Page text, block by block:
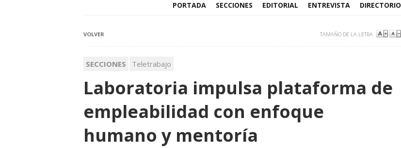
PORTADA SECCIONES EDITORIAL ENTREVISTA DIRECTORIO
VOLVER TAMAÑO DE LA LETRA
SECCIONES Teletrabajo
Laboratoria impulsa plataforma de
empleabilidad con enfoque
humano y mentoría